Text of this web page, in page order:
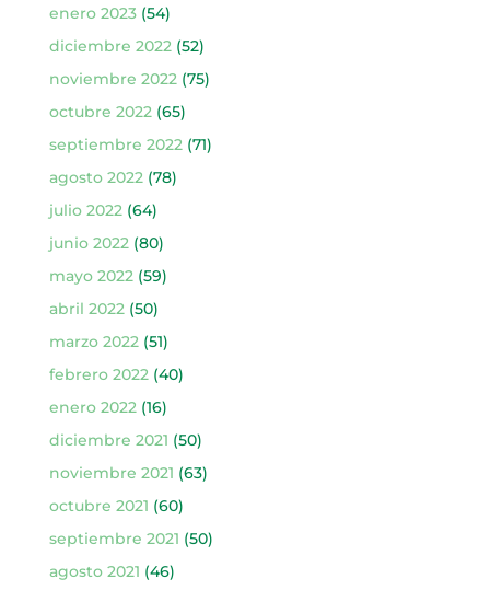
enero 2023(54)
diciembre 2022(52)
noviembre 2022(75)
octubre 2022(65)
septiembre 2022(71)
agosto 2022(78)
julio 2022(64)
junio 2022(80)
mayo 2022(59)
abril 2022(50)
marzo 2022(51)
febrero 2022(40)
enero 2022(16)
diciembre 2021 (50)
noviembre 2021 (63)
octubre 2021 (60)
septiembre 2021 (50)
agosto 2021 (46)